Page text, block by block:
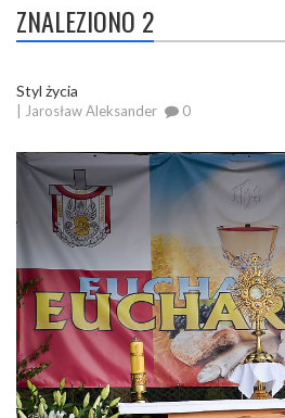
ZNALEZIONO 2
Styl życia
| Jarosław Aleksander 0